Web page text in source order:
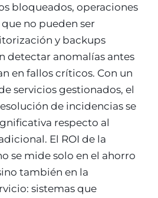
bloqueados, operaciones
no pueden ser
y backups
detectar anomalías antes
en fallos críticos. Con un
servicios gestionados, el
de incidencias se
respecto al
El ROI de la
se mide solo en el ahorro
también en la
sistemas que